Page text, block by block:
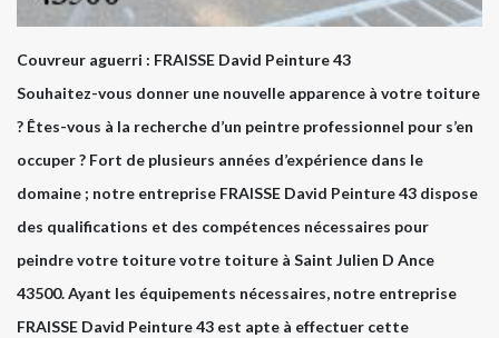
Couvreur aguerri : FRAISSE David Peinture 43
Souhaitez-vous donner une nouvelle apparence à votre toiture
? Êtes-vous à la recherche d’un peintre professionnel pour s’en
occuper ? Fort de plusieurs années d’expérience dans le
domaine ; notre entreprise FRAISSE David Peinture 43 dispose
des qualifications et des compétences nécessaires pour
peindre votre toiture votre toiture à Saint Julien D Ance
43500. Ayant les équipements nécessaires, notre entreprise
FRAISSE David Peinture 43 est apte à effectuer cette